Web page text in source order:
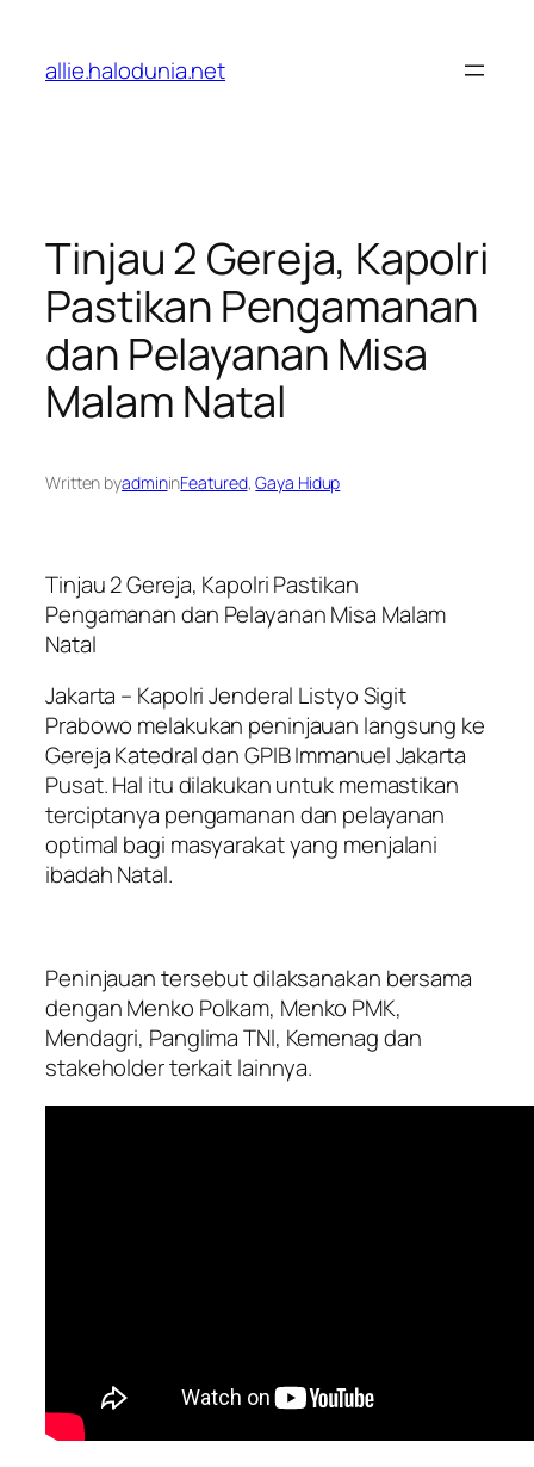
konten
allie.halodunia.net
Tinjau 2 Gereja, Kapolri
Pastikan Pengamanan
dan Pelayanan Misa
Malam Natal
Written byadmininFeatured, Gaya Hidup
Tinjau 2 Gereja, Kapolri Pastikan
Pengamanan dan Pelayanan Misa Malam
Natal
Jakarta – Kapolri Jenderal Listyo Sigit
Prabowo melakukan peninjauan langsung ke
Gereja Katedral dan GPIB Immanuel Jakarta
Pusat. Hal itu dilakukan untuk memastikan
terciptanya pengamanan dan pelayanan
optimal bagi masyarakat yang menjalani
ibadah Natal.
Peninjauan tersebut dilaksanakan bersama
dengan Menko Polkam, Menko PMK,
Mendagri, Panglima TNI, Kemenag dan
stakeholder terkait lainnya.